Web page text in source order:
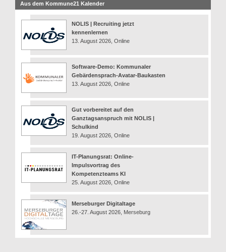
Aus dem Kommune21 Kalender
NOLIS | Recruiting jetzt
kennenlernen
13. August 2026, Online
Software-Demo: Kommunaler
Gebärdensprach-Avatar-Baukasten
13. August 2026, Online
Gut vorbereitet auf den
Ganztagsanspruch mit NOLIS |
Schulkind
19. August 2026, Online
IT-Planungsrat: Online-
Impulsvortrag des
Kompetenzteams KI
25. August 2026, Online
Merseburger Digitaltage
26.-27. August 2026, Merseburg